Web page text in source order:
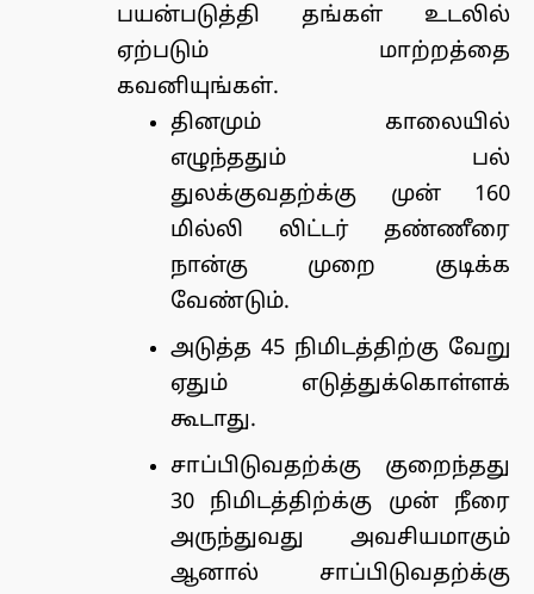
பயன்படுத்தி தங்கள் உடலில்
ஏற்படும் மாற்றத்தை
கவனியுங்கள்.
தினமும் காலையில்
எழுந்ததும் பல்
துலக்குவதற்க்கு முன் 160
மில்லி லிட்டர் தண்ணீரை
நான்கு முறை குடிக்க
வேண்டும்.
அடுத்த 45 நிமிடத்திற்கு வேறு
ஏதும் எடுத்துக்கொள்ளக்
கூடாது.
சாப்பிடுவதற்க்கு குறைந்தது
30 நிமிடத்திற்க்கு முன் நீரை
அருந்துவது அவசியமாகும்
ஆனால் சாப்பிடுவதற்க்கு